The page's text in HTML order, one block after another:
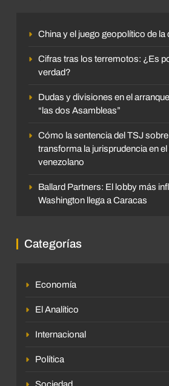
China y el juego geopolítico de la
Cifras tras los terremotos: ¿Es
verdad?
Dudas y divisiones en el
“las dos Asambleas”
Cómo la sentencia del TSJ
transforma la jurisprudencia en
venezolano
Ballard Partners: El lobby más
Washington llega a Caracas
Categorías
Economía
El Analítico
Internacional
Política
Sociedad